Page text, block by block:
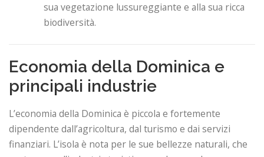
sua vegetazione lussureggiante e alla sua ricca
biodiversità.
Economia della Dominica e
principali industrie
L’economia della Dominica è piccola e fortemente
dipendente dall’agricoltura, dal turismo e dai servizi
finanziari. L’isola è nota per le sue bellezze naturali, che